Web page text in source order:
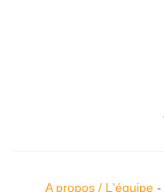
A propos / L'équipe-